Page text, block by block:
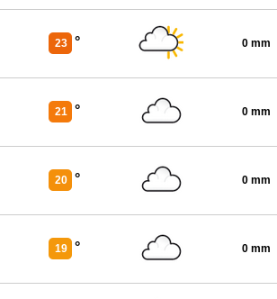
23 ° 0 mm
21 ° 0 mm
20 ° 0 mm
19 ° 0 mm